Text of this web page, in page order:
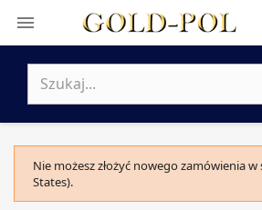

Nie możesz złożyć nowego zamówienia
States).